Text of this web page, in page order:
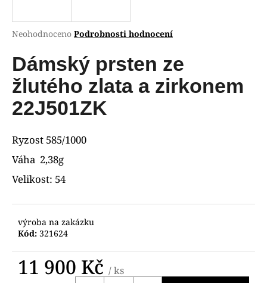
Průměrné
produktu
je
0,0
z
5
hvězdiček.
Neohodnoceno Podrobnosti hodnocení
Dámský prsten ze
žlutého zlata a zirkonem
22J501ZK
Ryzost 585/1000
Váha 2,38g
Velikost: 54
výroba na zakázku
Kód: 321624
11 900 Kč / ks
j
t
?
HLEDAT
o
o